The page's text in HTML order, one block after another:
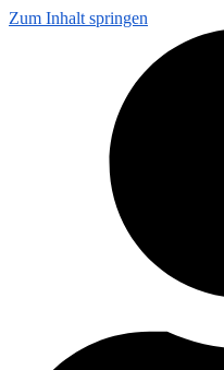
Zum Inhalt springen